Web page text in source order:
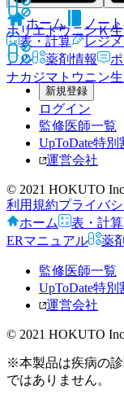
ホリエトウニンＫ
ナカジマトウニン
ホーム
ノート
表・計算
レジ
アル
薬剤情報
新規登録
ログイン
監修医師一覧
UpToDate特別
運営会社
© 2021 HOKUTO
利用規約プライバ
ホーム
表・計算
ERマニュアル
薬
監修医師一覧
UpToDate特別
運営会社
© 2021 HOKUTO
※本製品は疾病の
ではありません。